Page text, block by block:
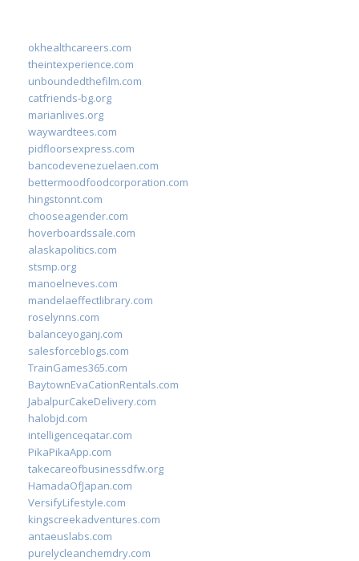
okhealthcareers.com
theintexperience.com
unboundedthefilm.com
catfriends-bg.org
marianlives.org
waywardtees.com
pidfloorsexpress.com
bancodevenezuelaen.com
bettermoodfoodcorporation.com
hingstonnt.com
chooseagender.com
hoverboardssale.com
alaskapolitics.com
stsmp.org
manoelneves.com
mandelaeffectlibrary.com
roselynns.com
balanceyoganj.com
salesforceblogs.com
TrainGames365.com
BaytownEvaCationRentals.com
JabalpurCakeDelivery.com
halobjd.com
intelligenceqatar.com
PikaPikaApp.com
takecareofbusinessdfw.org
HamadaOfJapan.com
VersifyLifestyle.com
kingscreekadventures.com
antaeuslabs.com
purelycleanchemdry.com